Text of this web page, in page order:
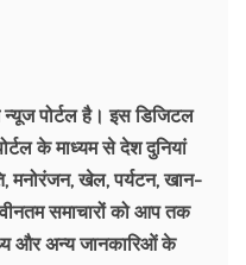
पोर्टल है। इस डिजिटल
के माध्यम से देश दुनियां
मनोरंजन, खेल, पर्यटन, खान-
समाचारों को आप तक
और अन्य जानकारिओं के